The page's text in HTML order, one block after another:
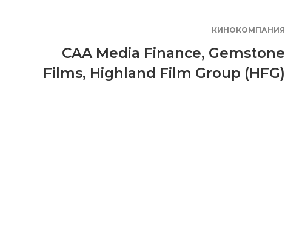
КИНОКОМПАНИЯ
CAA Media Finance, Gemstone
Films, Highland Film Group (HFG)